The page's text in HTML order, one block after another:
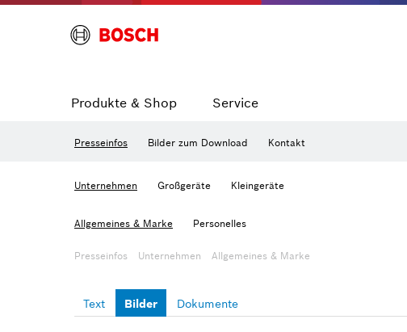
Produkte & Shop Service
Presseinfos
Unternehmen
Allgemeines & Marke Personelles
Großgeräte Kleingeräte
Bilder zum Download Kontakt
Presseinfos Unternehmen Allgemeines & Marke
Text Bilder Dokumente